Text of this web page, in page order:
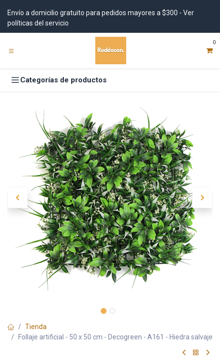
Envío a domicilio gratuito para pedidos mayores a $300 - Ver
políticas del servicio
0
Categorías de productos
Tienda
Follaje artificial - 50 x 50 cm - Decogreen - A161 - Hiedra salvaje